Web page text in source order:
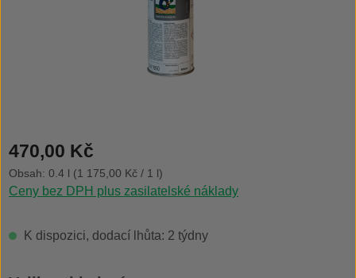
Běžná cena:
470,00 Kč
Obsah: 0.4 l (1 175,00 Kč / 1 l)
Ceny bez DPH plus zasilatelské náklady
K dispozici, dodací lhůta: 2 týdny